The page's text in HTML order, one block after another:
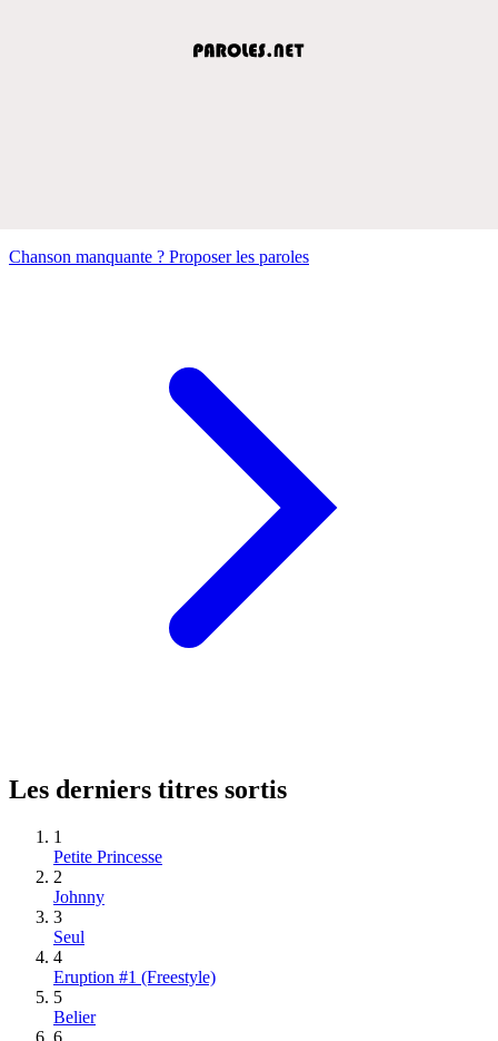
Chanson manquante ? Proposer les paroles
Les derniers titres sortis
1
Petite Princesse
2
Johnny
3
Seul
4
Eruption #1 (Freestyle)
5
Belier
6